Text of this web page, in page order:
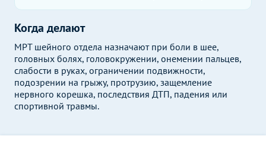
Когда делают
МРТ шейного отдела назначают при боли в шее,
головных болях, головокружении, онемении пальцев,
слабости в руках, ограничении подвижности,
подозрении на грыжу, протрузию, защемление
нервного корешка, последствия ДТП, падения или
спортивной травмы.